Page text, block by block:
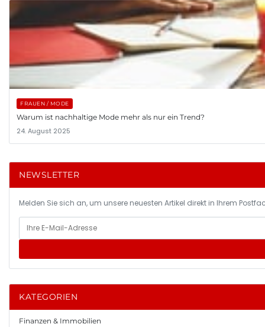
FRAUEN / MODE
Warum ist nachhaltige Mode mehr als nur ein Trend?
24. August 2025
NEWSLETTER
Melden Sie sich an, um unsere neuesten Artikel direkt in Ihrem
KATEGORIEN
Finanzen & Immobilien